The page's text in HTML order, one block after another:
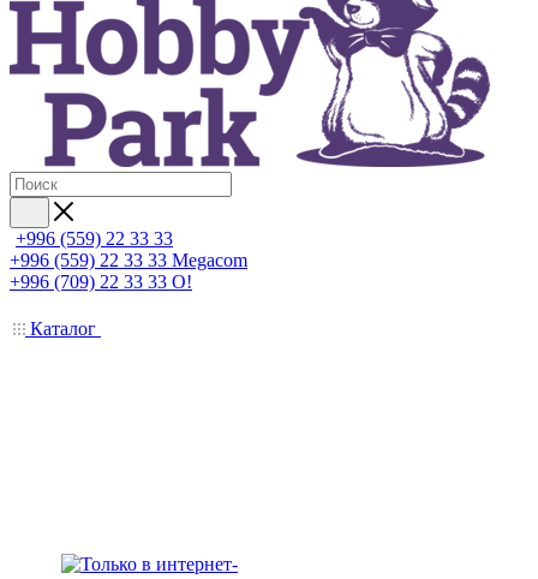
+996 (559) 22 33 33
+996 (559) 22 33 33 Megacom
+996 (709) 22 33 33 O!
Каталог